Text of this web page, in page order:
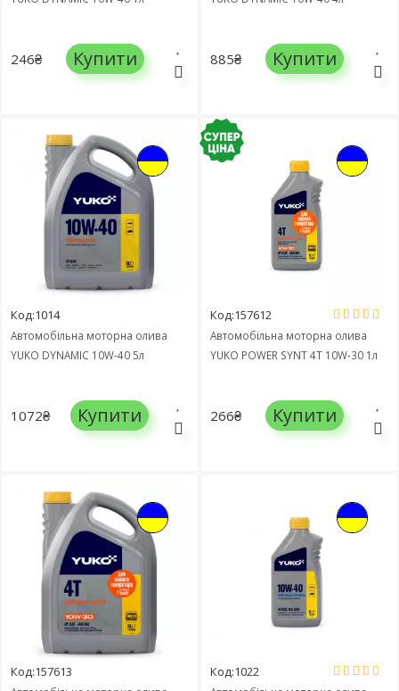
246₴ Купити 885₴ Купити
Код:1014
Автомобільна моторна олива
YUKO DYNAMIC 10W-40 5л
1072₴ Купити
Код:157612
Автомобільна моторна олива
YUKO POWER SYNT 4T 10W-30 1л
266₴ Купити
Код:157613 Код:1022